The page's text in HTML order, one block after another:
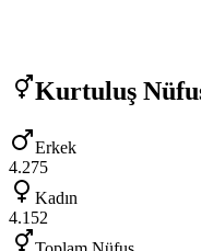
Kurtuluş
Erkek
4.275
Kadın
4.152